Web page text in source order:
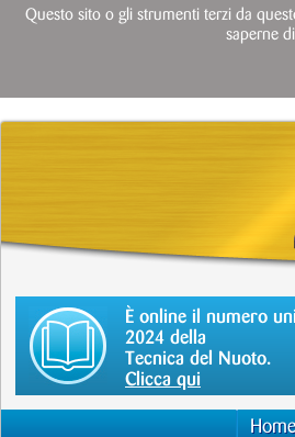
È online il numero
2024 della
Tecnica del Nuoto.
Clicca qui
Questo sito o gli strumenti terzi da
saperne